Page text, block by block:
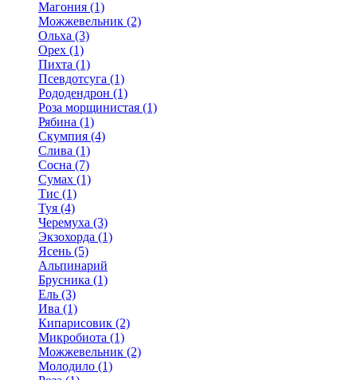
Магония (1)
Можжевельник (2)
Ольха (3)
Орех (1)
Пихта (1)
Псевдотсуга (1)
Рододендрон (1)
Роза морщинистая (1)
Рябина (1)
Скумпия (4)
Слива (1)
Сосна (7)
Сумах (1)
Тис (1)
Туя (4)
Черемуха (3)
Экзохорда (1)
Ясень (5)
Альпинарий
Брусника (1)
Ель (3)
Ива (1)
Кипарисовик (2)
Микробиота (1)
Можжевельник (2)
Молодило (1)